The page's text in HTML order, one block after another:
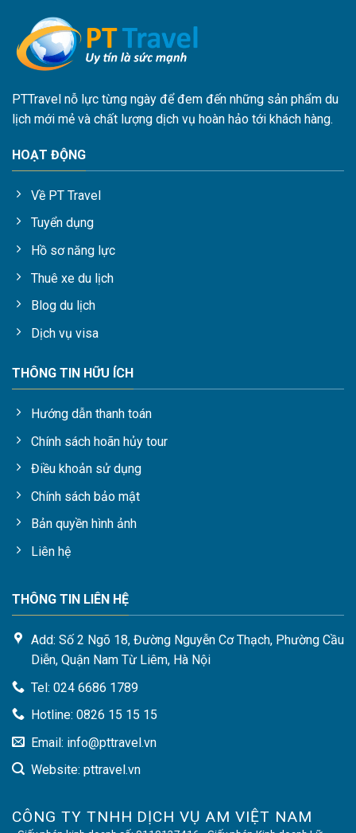
PTTravel nỗ lực từng ngày để đem đến những sản phẩm du
lịch mới mẻ và chất lượng dịch vụ hoàn hảo tới khách hàng.
HOẠT ĐỘNG
Về PT Travel
Tuyển dụng
Hồ sơ năng lực
Thuê xe du lịch
Blog du lịch
Dịch vụ visa
THÔNG TIN HỮU ÍCH
Hướng dẫn thanh toán
Chính sách hoãn hủy tour
Điều khoản sử dụng
Chính sách bảo mật
Bản quyền hình ảnh
Liên hệ
THÔNG TIN LIÊN HỆ
Add: Số 2 Ngõ 18, Đường Nguyễn Cơ Thạch, Phường Cầu
Diễn, Quận Nam Từ Liêm, Hà Nội
Tel: 024 6686 1789
Hotline: 0826 15 15 15
Email: info@pttravel.vn
Website: pttravel.vn
CÔNG TY TNHH DỊCH VỤ AM VIỆT NAM